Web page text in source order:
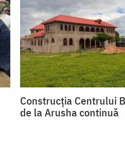
Construcția Centrului
de la Arusha continuă